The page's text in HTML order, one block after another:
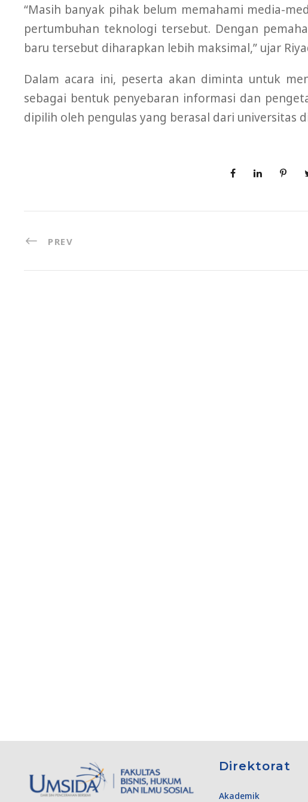
“Masih banyak pihak belum memahami media-
pertumbuhan teknologi tersebut. Dengan
baru tersebut diharapkan lebih maksimal,” ujar
Dalam acara ini, peserta akan diminta untuk
sebagai bentuk penyebaran informasi dan
dipilih oleh pengulas yang berasal dari universitas
PREV
Direktorat
Akademik